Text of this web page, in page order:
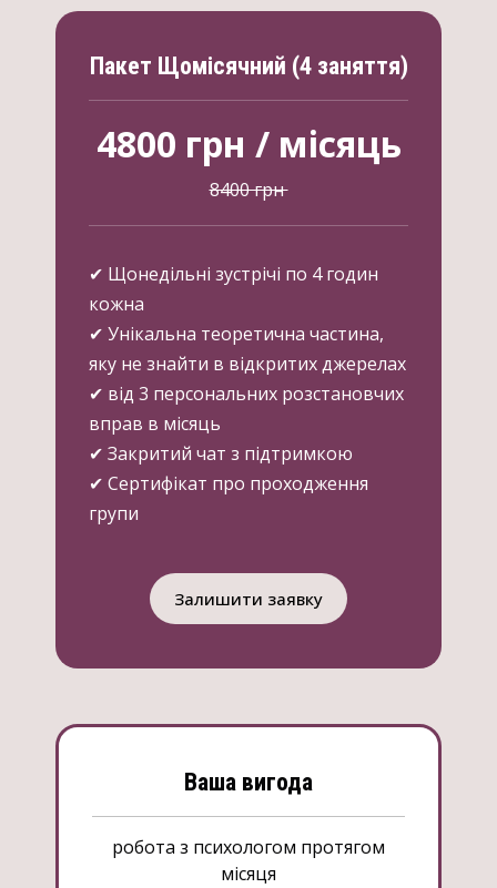
Пакет Щомісячний (4 заняття)
4800 грн / місяць
8400 грн
✔ Щонедільні зустрічі по 4 годин
кожна
✔ Унікальна теоретична частина,
яку не знайти в відкритих джерелах
✔ від 3 персональних розстановчих
вправ в місяць
✔ Закритий чат з підтримкою
✔ Сертифікат про проходження
групи
Залишити заявку
Ваша вигода
робота з психологом протягом
місяця